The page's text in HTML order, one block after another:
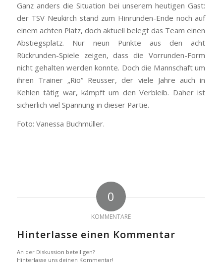
Ganz anders die Situation bei unserem heutigen Gast:
der TSV Neukirch stand zum Hinrunden-Ende noch auf
einem achten Platz, doch aktuell belegt das Team einen
Abstiegsplatz. Nur neun Punkte aus den acht
Rückrunden-Spiele zeigen, dass die Vorrunden-Form
nicht gehalten werden konnte. Doch die Mannschaft um
ihren Trainer „Rio“ Reusser, der viele Jahre auch in
Kehlen tätig war, kämpft um den Verbleib. Daher ist
sicherlich viel Spannung in dieser Partie.
Foto: Vanessa Buchmüller.
0
KOMMENTARE
Hinterlasse einen Kommentar
An der Diskussion beteiligen?
Hinterlasse uns deinen Kommentar!